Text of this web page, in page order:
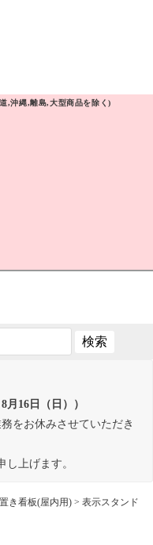
,沖縄,離島,大型商品を除く)
16日（日））
をお休みさせていただき
上げます。
き看板(屋内用)
表示スタンド